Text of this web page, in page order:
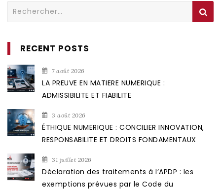
Rechercher :
RECENT POSTS
7 août 2026
LA PREUVE EN MATIERE NUMERIQUE :
ADMISSIBILITE ET FIABILITE
3 août 2026
ÉTHIQUE NUMERIQUE : CONCILIER INNOVATION,
RESPONSABILITE ET DROITS FONDAMENTAUX
31 juillet 2026
Déclaration des traitements à l’APDP : les
exemptions prévues par le Code du